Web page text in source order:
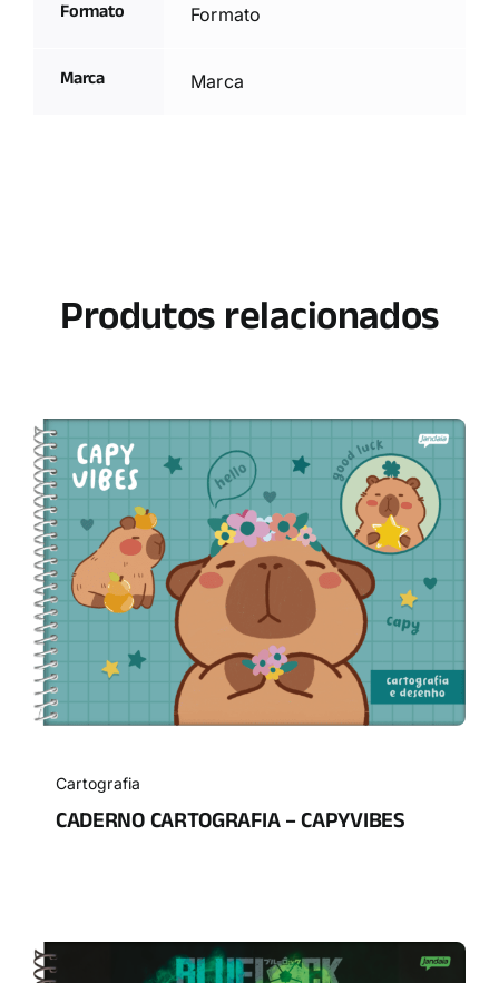
Formato Formato
Marca Marca
Produtos relacionados
Cartografia
CADERNO CARTOGRAFIA – CAPYVIBES